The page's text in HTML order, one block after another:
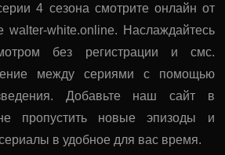
4 сезона смотрите онлайн от
walter-white.online. Наслаждайтесь
без регистрации и смс.
между сериями с помощью
Добавьте наш сайт в
пропустить новые эпизоды и
в удобное для вас время.